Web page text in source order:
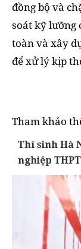
đồng bộ và
soát kỹ lưỡng
toàn và xây
để xử lý kịp
Tham khảo
Thí sinh Hà
nghiệp